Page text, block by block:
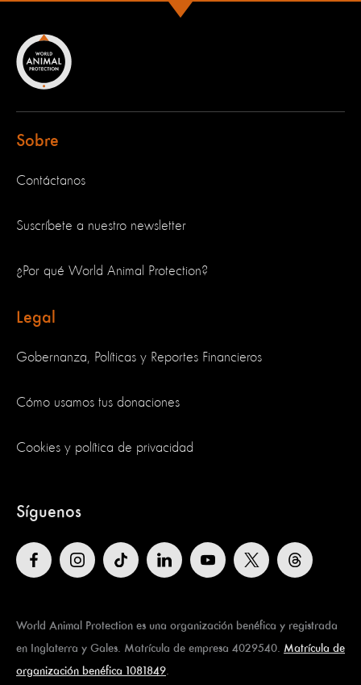
Sobre
Contáctanos
Suscríbete a nuestro newsletter
¿Por qué World Animal Protection?
Legal
Gobernanza, Políticas y Reportes Financieros
Cómo usamos tus donaciones
Cookies y política de privacidad
Síguenos
World Animal Protection es una organización benéfica y registrada
en Inglaterra y Gales. Matrícula de empresa 4029540. Matrícula de
organización benéfica 1081849